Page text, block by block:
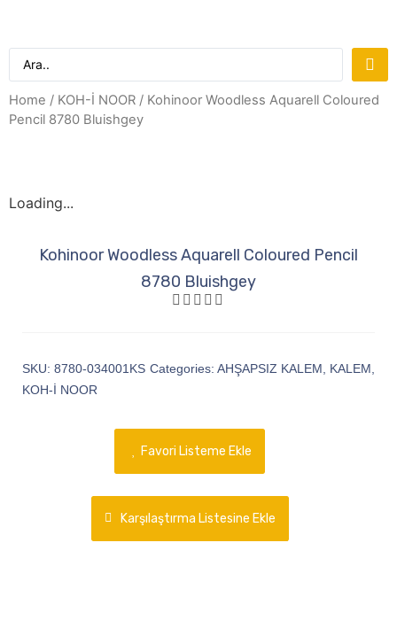
Home / KOH-İ NOOR / Kohinoor Woodless Aquarell Coloured
Pencil 8780 Bluishgey
Loading...
Kohinoor Woodless Aquarell Coloured Pencil
8780 Bluishgey
SKU: 8780-034001KS Categories: AHŞAPSIZ KALEM KALEM
KOH-İ NOOR
Favori Listeme Ekle
Karşılaştırma Listesine Ekle